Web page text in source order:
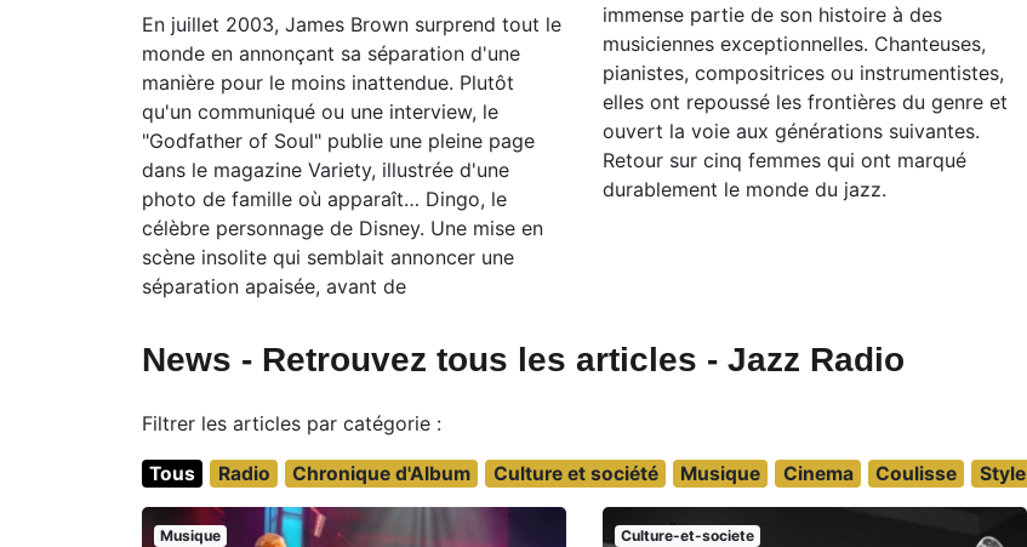
En juillet 2003, James Brown surprend tout le
monde en annonçant sa séparation d'une
manière pour le moins inattendue. Plutôt
qu'un communiqué ou une interview, le
"Godfather of Soul" publie une pleine page
dans le magazine Variety, illustrée d'une
photo de famille où apparaît… Dingo, le
célèbre personnage de Disney. Une mise en
scène insolite qui semblait annoncer une
séparation apaisée, avant de
immense partie de son histoire à des
musiciennes exceptionnelles. Chanteuses,
pianistes, compositrices ou instrumentistes,
elles ont repoussé les frontières du genre et
ouvert la voie aux générations suivantes.
Retour sur cinq femmes qui ont marqué
durablement le monde du jazz.
News - Retrouvez tous les articles - Jazz Radio
Filtrer les articles par catégorie :
Tous Radio Chronique d'Album Culture et société Musique Cinema Coulisse Style
Musique Culture-et-societe